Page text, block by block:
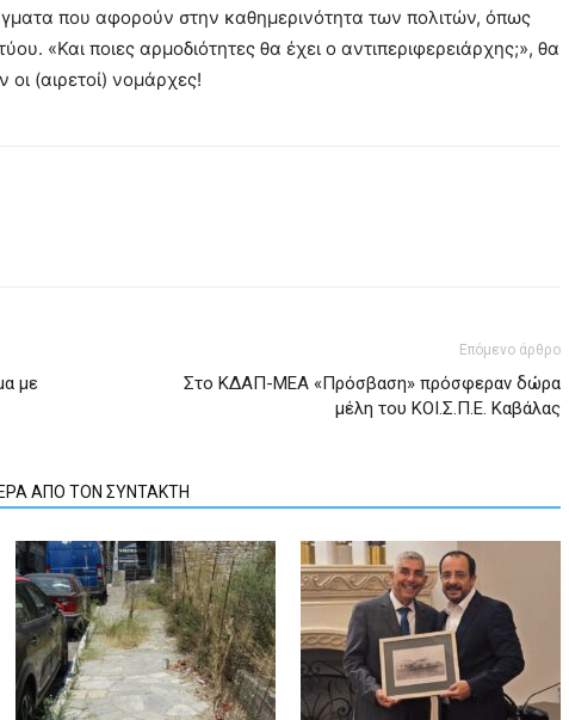
που αφορούν στην καθημερινότητα των πολιτών, όπως
«Και ποιες αρμοδιότητες θα έχει ο αντιπεριφερειάρχης;», θα
(αιρετοί) νομάρχες!
με
Επόμενο άρθρο
Στο ΚΔΑΠ-ΜΕΑ «Πρόσβαση» πρόσφεραν δώρα
μέλη του ΚΟΙ.Σ.Π.Ε. Καβάλας
ΑΠΟ ΤΟΝ ΣΥΝΤΑΚΤΗ